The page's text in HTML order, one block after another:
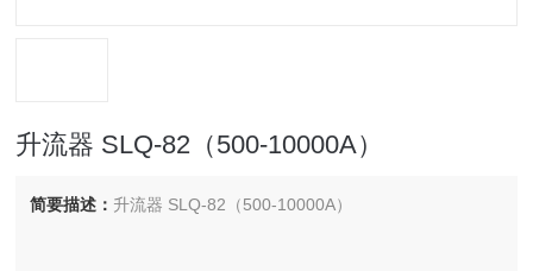
升流器 SLQ-82（500-10000A）
简要描述： 升流器 SLQ-82（500-10000A）